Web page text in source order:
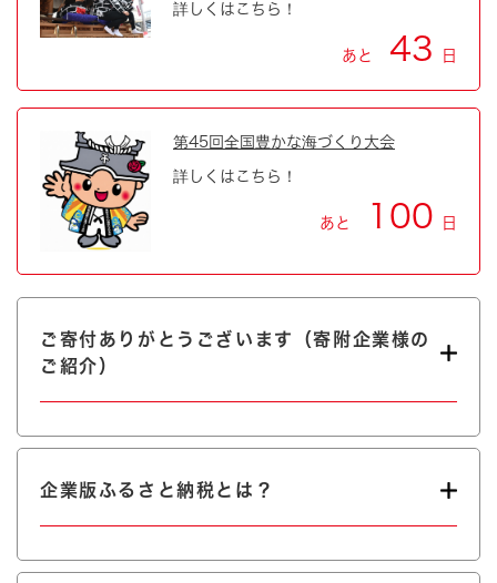
詳しくはこちら！
あと 43 日
第45回全国豊かな海づくり大会
詳しくはこちら！
あと 100 日
ご寄付ありがとうございます（寄附企業様の
ご紹介）
企業版ふるさと納税とは？